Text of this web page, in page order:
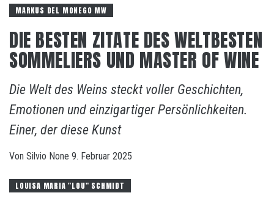
MARKUS DEL MONEGO MW
DIE BESTEN ZITATE DES WELTBESTEN
SOMMELIERS UND MASTER OF WINE
Die Welt des Weins steckt voller Geschichten,
Emotionen und einzigartiger Persönlichkeiten.
Einer, der diese Kunst
Von Silvio None 9. Februar 2025
LOUISA MARIA "LOU" SCHMIDT